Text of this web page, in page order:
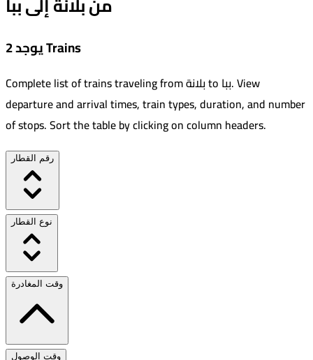
يوجد 2 Trains
Complete list of trains traveling fromبلانةto ببا.View
departure and arrival times, train types, duration, and number
of stops. Sort the table by clicking on column headers.
رقم القطار
نوع القطار
وقت المغادرة
وقت الوصول